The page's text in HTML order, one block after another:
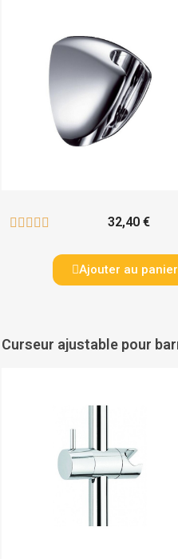
     32,40 €
Ajouter au panier